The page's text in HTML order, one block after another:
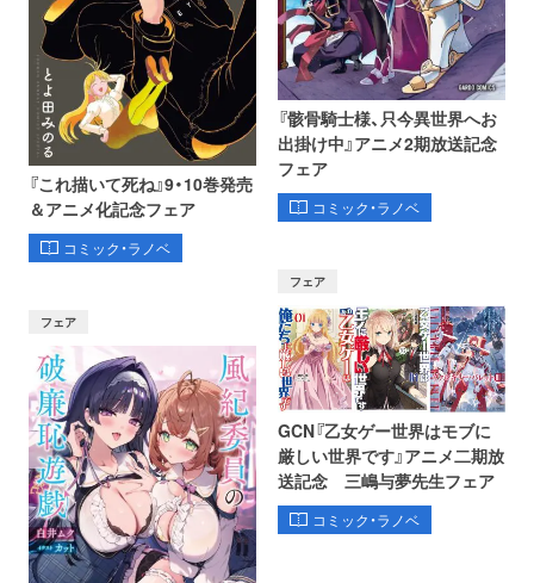
『これ描いて死ね』9・10巻発売
＆アニメ化記念フェア
コミック・ラノベ
『骸骨騎士様、只今異世界へお
出掛け中』アニメ2期放送記念
フェア
コミック・ラノベ
フェア
フェア
GCN『乙女ゲー世界はモブに
厳しい世界です』アニメ二期放
送記念 三嶋与夢先生フェア
コミック・ラノベ